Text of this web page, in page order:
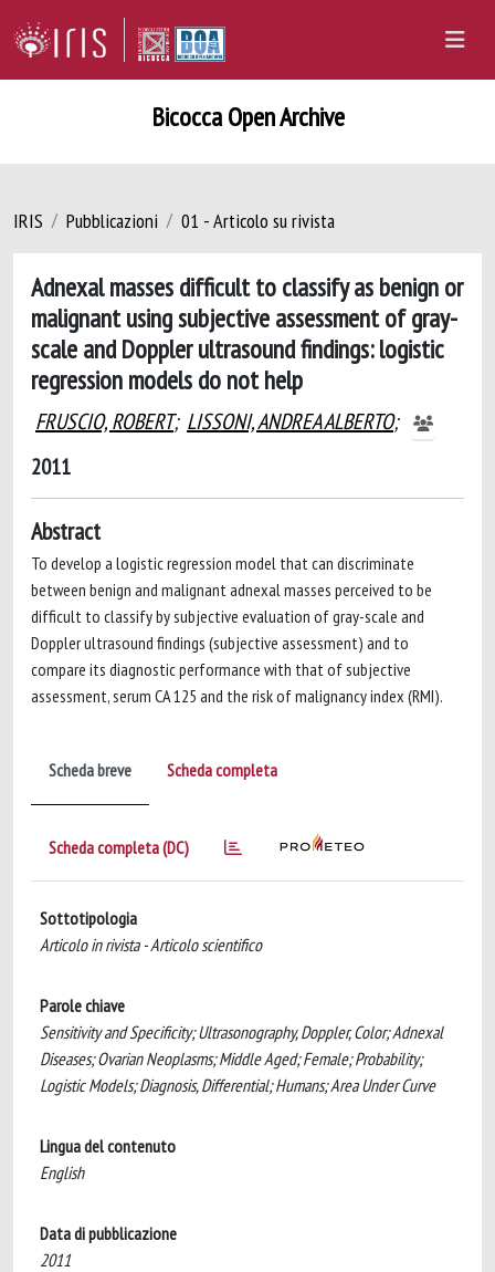
Bicocca Open Archive
IRIS Pubblicazioni 01 - Articolo su rivista
Adnexal masses difficult to classify as benign or
malignant using subjective assessment of gray-
scale and Doppler ultrasound findings: logistic
regression models do not help
FRUSCIO, ROBERT; LISSONI, ANDREA ALBERTO;
2011
Abstract
To develop a logistic regression model that can discriminate
between benign and malignant adnexal masses perceived to be
difficult to classify by subjective evaluation of gray-scale and
Doppler ultrasound findings (subjective assessment) and to
compare its diagnostic performance with that of subjective
assessment, serum CA 125 and the risk of malignancy index (RMI).
Scheda breve Scheda completa
Scheda completa (DC)
Sottotipologia
Articolo in rivista - Articolo scientifico
Parole chiave
Sensitivity and Specificity; Ultrasonography, Doppler, Color; Adnexal
Diseases; Ovarian Neoplasms; Middle Aged; Female; Probability;
Logistic Models; Diagnosis, Differential; Humans; Area Under Curve
Lingua del contenuto
English
Data di pubblicazione
2011